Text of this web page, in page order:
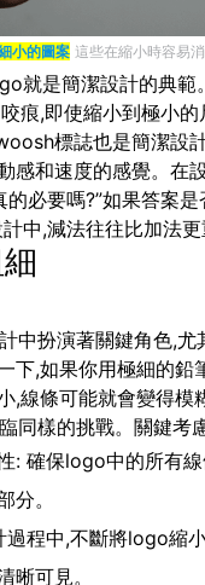
小的圖案 這些在縮小時容易
就是簡潔設計的典範
痕,即使縮小到極小
標誌也是簡潔設
感和速度的感覺。在
的必要嗎?”如果答案
中,減法往往比加法更
中扮演著關鍵角色,
下,如果你用極細的鉛
,線條可能就會變得模
同樣的挑戰。關鍵考
: 確保logo中的所有
分。
過程中,不斷將logo縮
晰可見。